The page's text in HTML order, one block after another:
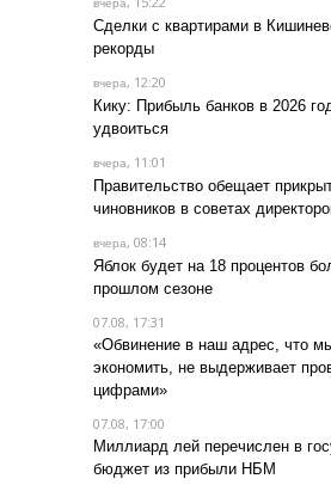
Сделки с квартирами в
рекорды
вчера, 12:20
Кику: Прибыль банков в 2026
удвоиться
вчера, 11:01
Правительство обещает
чиновников в советах
вчера, 08:14
Яблок будет на 18 процентов
прошлом сезоне
07.08, 17:31
«Обвинение в наш адрес, что
экономить, не выдерживает
цифрами»
07.08, 17:00
Миллиард лей перечислен в
бюджет из прибыли НБМ